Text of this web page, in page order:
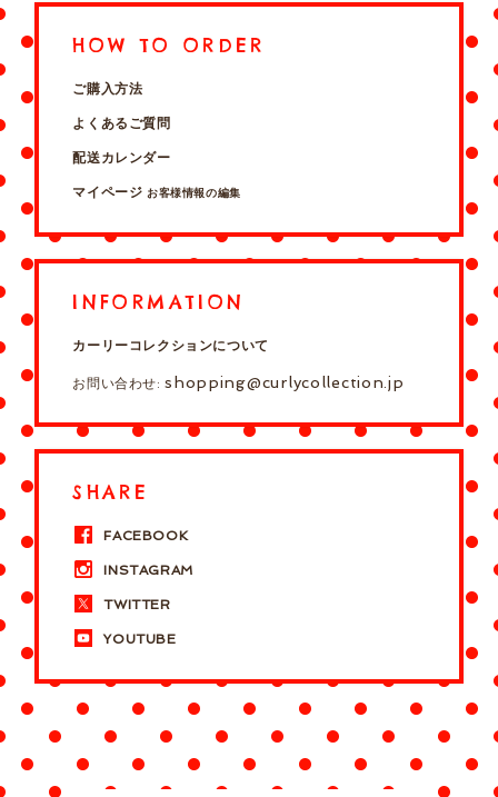
HOW TO ORDER
ご購入方法
よくあるご質問
配送カレンダー
マイページ お客様情報の編集
INFORMATION
カーリーコレクションについて
お問い合わせ:shopping@curlycollection.jp
SHARE
FACEBOOK
INSTAGRAM
TWITTER
YOUTUBE